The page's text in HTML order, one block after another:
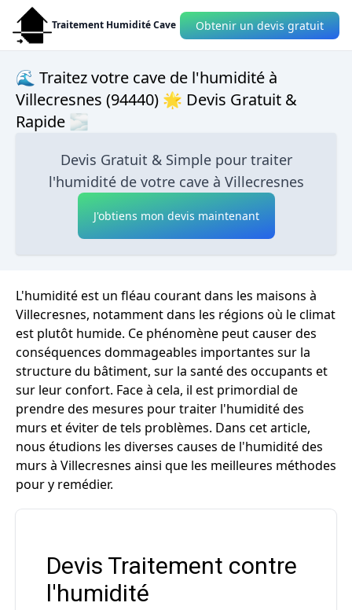
Traitement Humidité Cave Obtenir un devis gratuit
🌊 Traitez votre cave de l'humidité à
Villecresnes (94440) 🌟 Devis Gratuit &
Rapide 🌫
Devis Gratuit & Simple pour traiter
l'humidité de votre cave à Villecresnes
J'obtiens mon devis maintenant
L'humidité est un fléau courant dans les maisons à
Villecresnes, notamment dans les régions où le climat
est plutôt humide. Ce phénomène peut causer des
conséquences dommageables importantes sur la
structure du bâtiment, sur la santé des occupants et
sur leur confort. Face à cela, il est primordial de
prendre des mesures pour traiter l'humidité des
murs et éviter de tels problèmes. Dans cet article,
nous étudions les diverses causes de l'humidité des
murs à Villecresnes ainsi que les meilleures méthodes
pour y remédier.
Devis Traitement contre
l'humidité